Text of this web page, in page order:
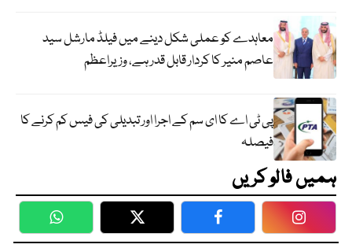
معاہدے کو عملی شکل دینے میں فیلڈ مارشل سید
عاصم منیر کا کردار قابل قدر ہے، وزیراعظم
پی ٹی اے کا ای سم کے اجرا اور تبدیلی کی فیس کم کرنے کا
فیصلہ
ہمیں فالو کریں
WhatsApp Twitter Facebook